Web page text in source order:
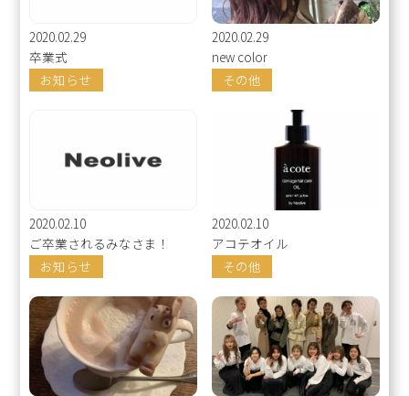
2020.02.29
卒業式
お知らせ
2020.02.29
new color
その他
2020.02.10
ご卒業されるみなさま！
お知らせ
2020.02.10
アコテオイル
その他